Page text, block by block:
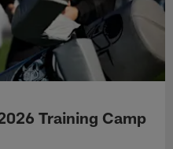
Training Camp